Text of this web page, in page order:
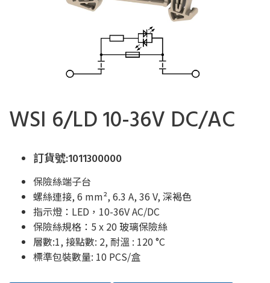
WSI 6/LD 10-36V DC/AC
訂貨號:1011300000
保險絲端子台
螺絲連接, 6 mm², 6.3 A, 36 V, 深褐色
指示燈：LED，10-36V AC/DC
保險絲規格：5 x 20 玻璃保險絲
層數:1, 接點數: 2, 耐溫 : 120 °C
標準包裝數量: 10 PCS/盒